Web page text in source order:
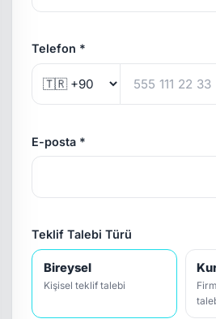
Telefon *
E-posta *
Teklif Talebi Türü
Bireysel
Kişisel teklif talebi